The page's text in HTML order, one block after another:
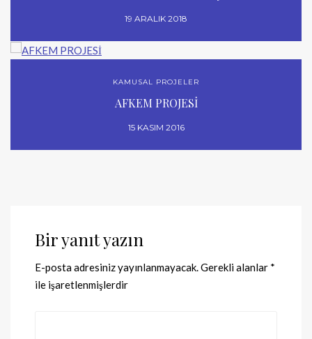
19 ARALIK 2018
KAMUSAL PROJELER
AFKEM PROJESİ
15 KASIM 2016
Bir yanıt yazın
E-posta adresiniz yayınlanmayacak.Gerekli alanlar *
ile işaretlenmişlerdir